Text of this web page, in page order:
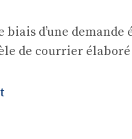
d’une demande
de courrier